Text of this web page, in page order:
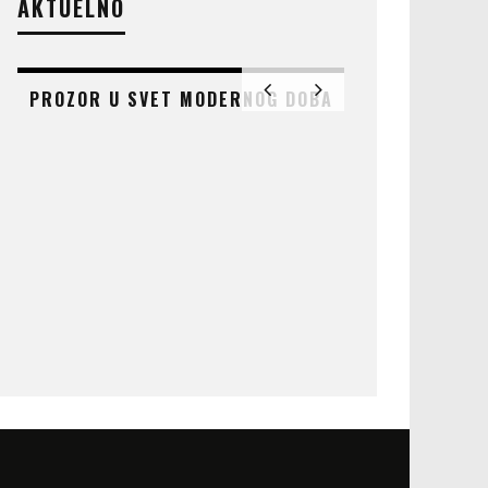
AKTUELNO
PROZOR U SVET MODERNOG DOBA